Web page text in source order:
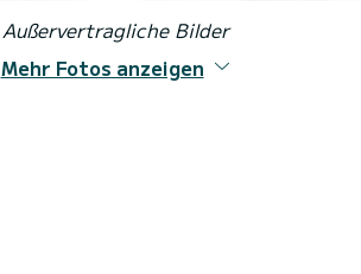
Außervertragliche Bilder
Mehr Fotos anzeigen